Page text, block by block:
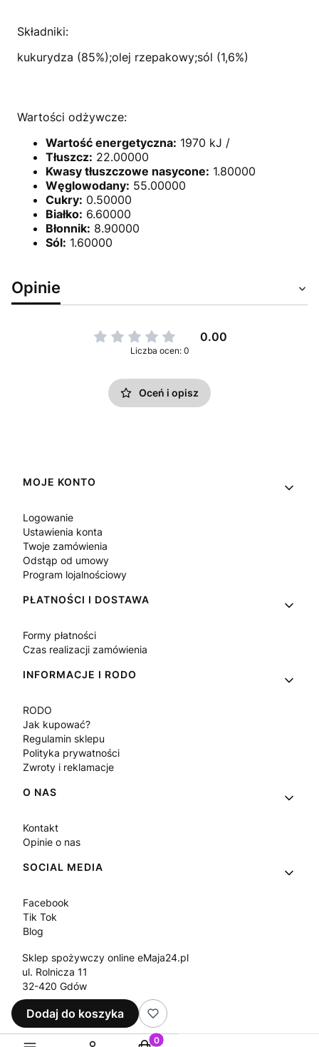
Składniki:
kukurydza (85%);olej rzepakowy;sól (1,6%)
Wartości odżywcze:
Wartość energetyczna: 1970 kJ /
Tłuszcz: 22.00000
Kwasy tłuszczowe nasycone: 1.80000
Węglowodany: 55.00000
Cukry: 0.50000
Białko: 6.60000
Błonnik: 8.90000
Sól: 1.60000
Opinie
0.00
Liczba ocen: 0
Oceń i opisz
Linki w stopce
MOJE KONTO
Logowanie
Ustawienia konta
Twoje zamówienia
Odstąp od umowy
Program lojalnościowy
PŁATNOŚCI I DOSTAWA
Formy płatności
Czas realizacji zamówienia
INFORMACJE I RODO
RODO
Jak kupować?
Regulamin sklepu
Polityka prywatności
Zwroty i reklamacje
O NAS
Kontakt
Opinie o nas
SOCIAL MEDIA
Facebook
Tik Tok
Blog
Sklep spożywczy online eMaja24.pl
ul. Rolnicza 11
32-420 Gdów
Tel.+48 573 330 911
e-mail:sklep@emaja24.pl
Dodaj do koszyka